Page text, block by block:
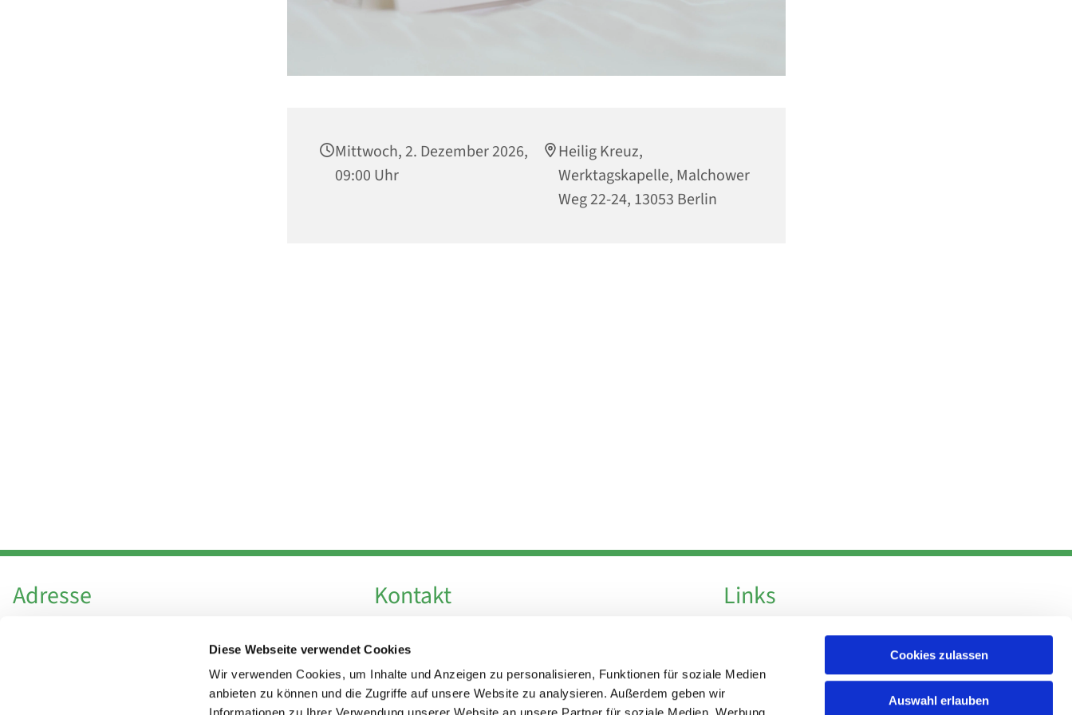
Diese Webseite verwendet Cookies
Wir verwenden Cookies, um Inhalte und Anzeigen zu personalisieren, Funktionen für soziale Medien
anbieten zu können und die Zugriffe auf unsere Website zu analysieren. Außerdem geben wir
Cookies zulassen
Auswahl erlauben
Mittwoch, 2. Dezember 2026,
09:00 Uhr
Heilig Kreuz,
Werktagskapelle, Malchower
Weg 22-24, 13053 Berlin
Adresse
Hl. Theresa von Avila Berlin Nordost
Leitender Pfarrer - Norbert Pomplun
Kontakt
Fax +49 30 924 54 18
E-Mailinfo@theresa-von-avila-berlin.de
Links
Impressum